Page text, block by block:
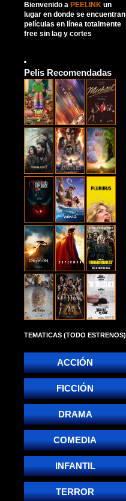
Bienvenido a PEELINK un
lugar en donde se encuentran
películas en línea totalmente
free sin lag y cortes
Pelis Recomendadas
TEMATICAS (TODO ESTRENOS)
ACCIÓN
FICCIÓN
DRAMA
COMEDIA
INFANTIL
TERROR